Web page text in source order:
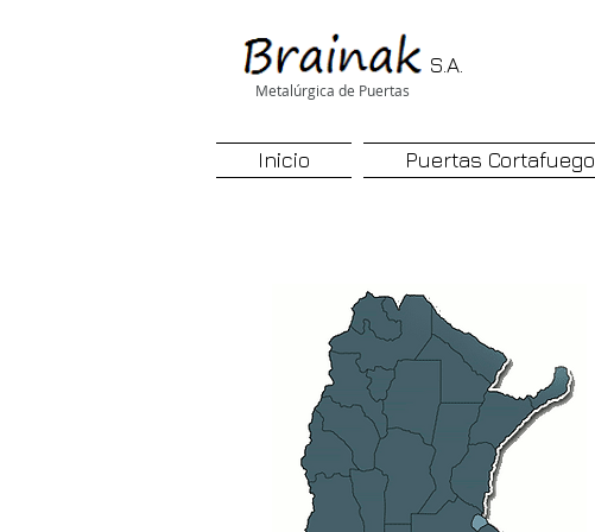
S.A.
Metalúrgica de Puertas
Inicio Puertas Cortafuego